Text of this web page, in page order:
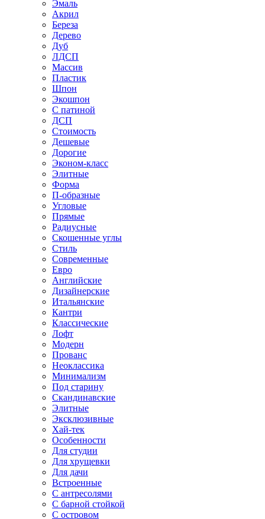
Эмаль
Акрил
Береза
Дерево
Дуб
ЛДСП
Массив
Пластик
Шпон
Экошпон
С патиной
ДСП
Стоимость
Дешевые
Дорогие
Эконом-класс
Элитные
Форма
П-образные
Угловые
Прямые
Радиусные
Скошенные углы
Стиль
Современные
Евро
Английские
Дизайнерские
Итальянские
Кантри
Классические
Лофт
Модерн
Прованс
Неоклассика
Минимализм
Под старину
Скандинавские
Элитные
Эксклюзивные
Хай-тек
Особенности
Для студии
Для хрущевки
Для дачи
Встроенные
С антресолями
С барной стойкой
С островом